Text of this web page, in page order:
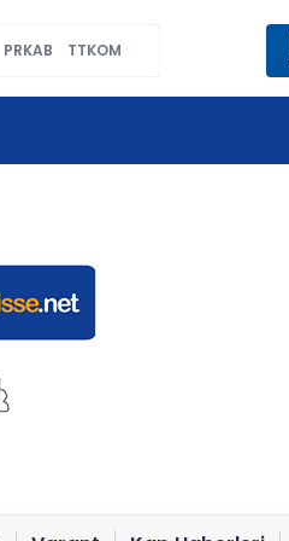
PRKAB TTKOM